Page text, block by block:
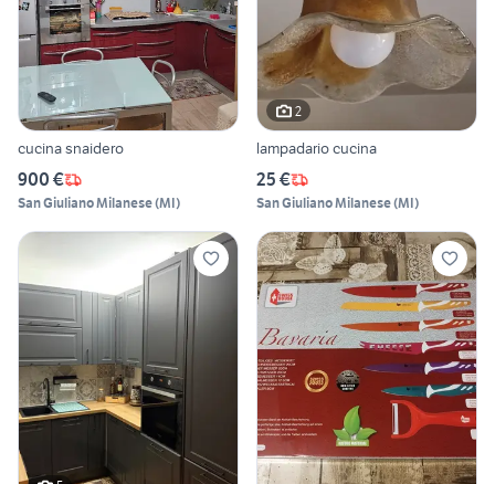
cucina snaidero
900 €
San Giuliano Milanese(MI)
2
lampadario cucina
25 €
San Giuliano Milanese(MI)